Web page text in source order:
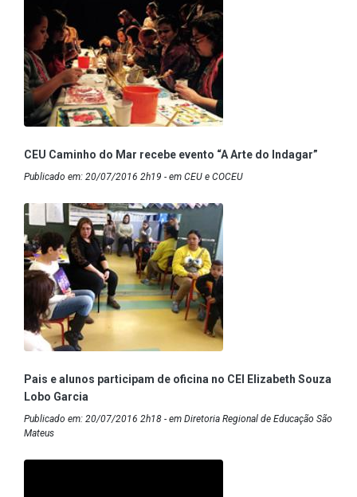
CEU Caminho do Mar recebe evento “A Arte do Indagar”
Publicado em: 20/07/2016 2h19 - em CEU e COCEU
Pais e alunos participam de oficina no CEI Elizabeth Souza
Lobo Garcia
Publicado em: 20/07/2016 2h18 - em Diretoria Regional de Educação São
Mateus